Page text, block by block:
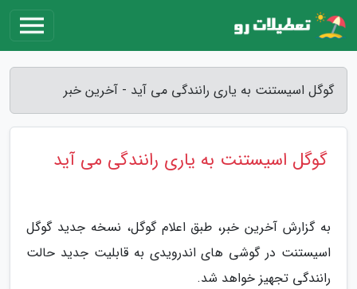
گوگل اسیستنت به یاری رانندگی می آید - آخرین خبر
گوگل اسیستنت به یاری رانندگی می آید
به گزارش آخرین خبر، طبق اعلام گوگل، نسخه جدید گوگل
اسیستنت در گوشی های اندرویدی به قابلیت جدید حالت
رانندگی تجهیز خواهد شد.